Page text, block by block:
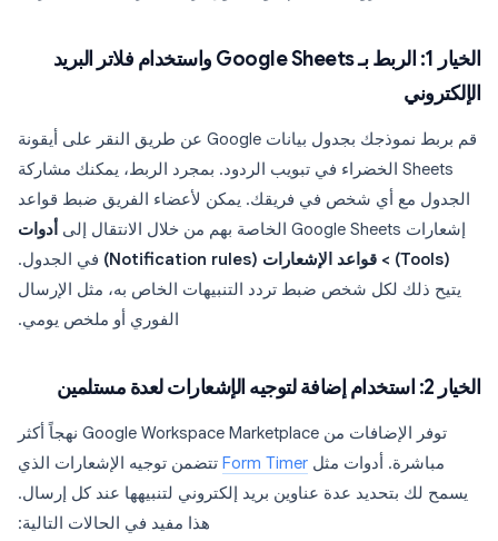
الخيار 1: الربط بـ Google Sheets واستخدام فلاتر البريد
الإلكتروني
قم بربط نموذجك بجدول بيانات Google عن طريق النقر على أيقونة
Sheets الخضراء في تبويب الردود. بمجرد الربط، يمكنك مشاركة
الجدول مع أي شخص في فريقك. يمكن لأعضاء الفريق ضبط قواعد
إشعارات Google Sheets الخاصة بهم من خلال الانتقال إلى
أدوات
(Tools) > قواعد الإشعارات (Notification rules)
في الجدول.
يتيح ذلك لكل شخص ضبط تردد التنبيهات الخاص به، مثل الإرسال
الفوري أو ملخص يومي.
الخيار 2: استخدام إضافة لتوجيه الإشعارات لعدة مستلمين
توفر الإضافات من Google Workspace Marketplace نهجاً أكثر
مباشرة. أدوات مثل Form Timer تتضمن توجيه الإشعارات الذي
يسمح لك بتحديد عدة عناوين بريد إلكتروني لتنبيهها عند كل إرسال.
هذا مفيد في الحالات التالية: